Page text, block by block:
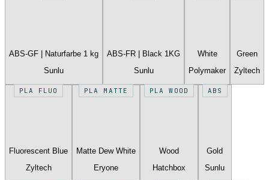
ABS-GF | Naturfarbe 1 kg
Sunlu
ABS-FR | Black 1KG
Sunlu
White
Polymaker
Green
Zyltech
PLA FLUO
Fluorescent Blue
Zyltech
PLA MATTE
Matte Dew White
Eryone
PLA WOOD
Wood
Hatchbox
ABS
Gold
Sunlu